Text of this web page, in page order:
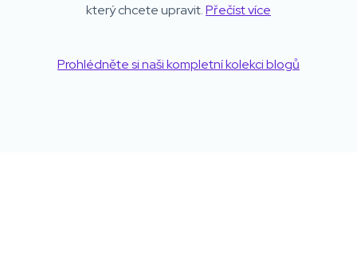
který chcete upravit.Přečíst více
Prohlédněte si naši kompletní kolekci blogů